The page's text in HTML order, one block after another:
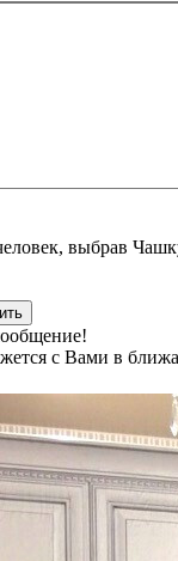
выбрав
с Вами в